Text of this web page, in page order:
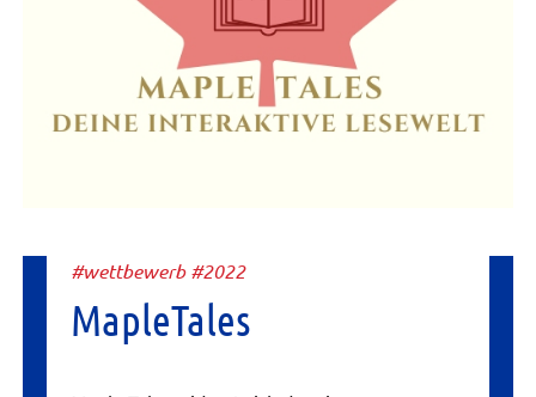
#wettbewerb #2022
MapleTales